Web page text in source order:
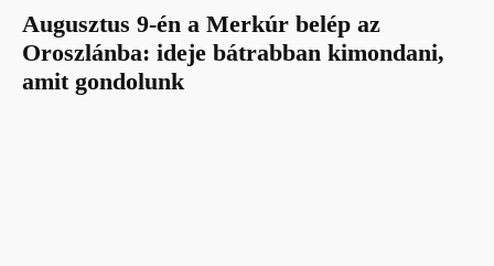
Augusztus 9-én a Merkúr belép az
Oroszlánba: ideje bátrabban kimondani,
amit gondolunk